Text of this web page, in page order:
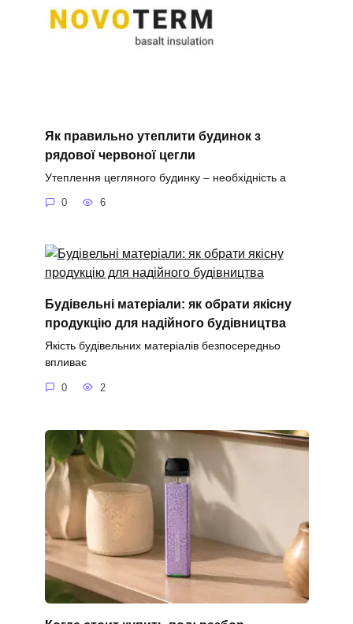
Як правильно утеплити будинок з
рядової червоної цегли
Утеплення цегляного будинку – необхідність а
0 6
Будівельні матеріали: як обрати якісну
продукцію для надійного будівництва
Якість будівельних матеріалів безпосередньо
впливає
0 2